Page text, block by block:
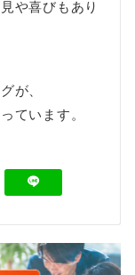
や喜びもあり
が、
ています。